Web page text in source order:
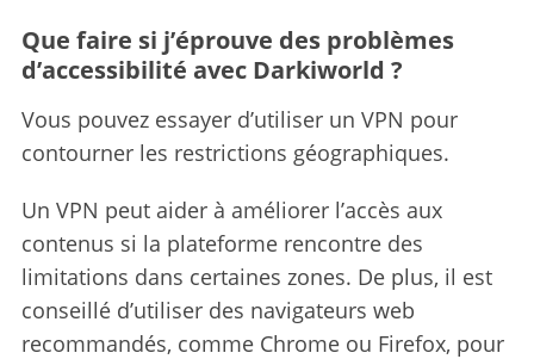
Que faire si j’éprouve des problèmes
d’accessibilité avec Darkiworld ?
Vous pouvez essayer d’utiliser un VPN pour
contourner les restrictions géographiques.
Un VPN peut aider à améliorer l’accès aux
contenus si la plateforme rencontre des
limitations dans certaines zones. De plus, il est
conseillé d’utiliser des navigateurs web
recommandés, comme Chrome ou Firefox, pour